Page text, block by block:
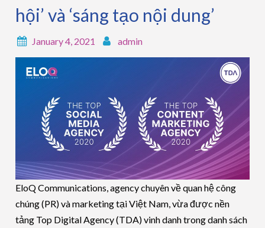
hội’ và ‘sáng tạo nội dung’
January 4, 2021 admin
EloQ Communications, agency chuyên về quan hệ công
chúng (PR) và marketing tại Việt Nam, vừa được nền
tảng Top Digital Agency (TDA) vinh danh trong danh sách